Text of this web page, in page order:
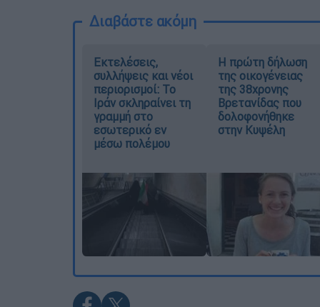
Διαβάστε ακόμη
Εκτελέσεις,
συλλήψεις και νέοι
περιορισμοί: Το
Ιράν σκληραίνει τη
γραμμή στο
εσωτερικό εν
μέσω πολέμου
Η πρώτη δήλωση
της οικογένειας
της 38χρονης
Βρετανίδας που
δολοφονήθηκε
στην Κυψέλη